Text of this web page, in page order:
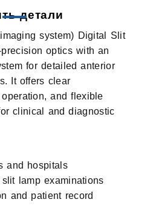
детали
system) Digital Slit
optics with an
for detailed anterior
It offers clear
and flexible
clinical and diagnostic
and hospitals
lamp examinations
and patient record